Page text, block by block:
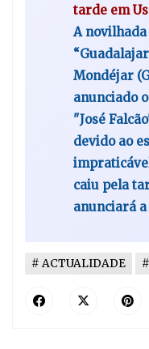
tarde em
A
Mondéjar
anunciado
"José
devido ao
caiu pela
anunciará
ACTUALIDADE